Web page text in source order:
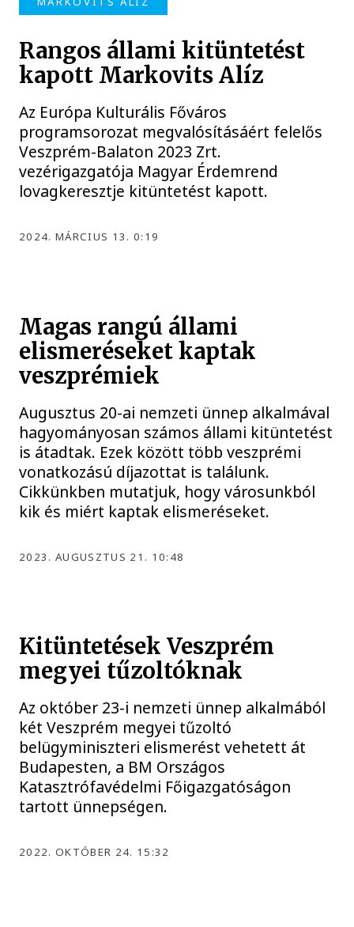
Rangos állami kitüntetést
kapott Markovits Alíz
Az Európa Kulturális Főváros
programsorozat megvalósításáért felelős
Veszprém-Balaton 2023 Zrt.
vezérigazgatója Magyar Érdemrend
lovagkeresztje kitüntetést kapott.
2024. MÁRCIUS 13. 0:19
Magas rangú állami
elismeréseket kaptak
veszprémiek
Augusztus 20-ai nemzeti ünnep alkalmával
hagyományosan számos állami kitüntetést
is átadtak. Ezek között több veszprémi
vonatkozású díjazottat is találunk.
Cikkünkben mutatjuk, hogy városunkból
kik és miért kaptak elismeréseket.
2023. AUGUSZTUS 21. 10:48
Kitüntetések Veszprém
megyei tűzoltóknak
Az október 23-i nemzeti ünnep alkalmából
két Veszprém megyei tűzoltó
belügyminiszteri elismerést vehetett át
Budapesten, a BM Országos
Katasztrófavédelmi Főigazgatóságon
tartott ünnepségen.
2022. OKTÓBER 24. 15:32